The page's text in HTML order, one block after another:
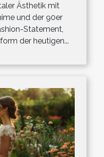
Ästhetik mit
und der 90er
Statement,
der heutigen...